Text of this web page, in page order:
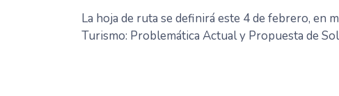
La hoja de ruta se definirá este 4 de febrero, en
Turismo: Problemática Actual y Propuesta de